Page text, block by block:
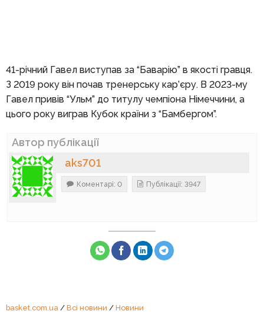
41-річний Гавел виступав за “Баварію” в якості гравця.
З 2019 року він почав тренерську кар’єру. В 2023-му
Гавел привів “Ульм” до титулу чемпіона Німеччини, а
цього року виграв Кубок країни з “Бамбергом”.
Автор публікації
aks701
Коментарі: 0 Публікації: 3947
basket.com.ua / Всі новини / Новини